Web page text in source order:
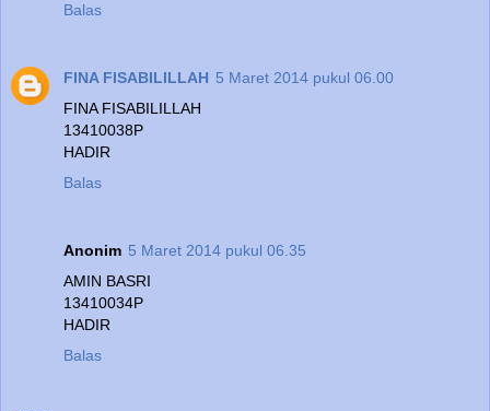
Balas
FINA FISABILILLAH 5 Maret 2014 pukul 06.00
FINA FISABILILLAH
13410038P
HADIR
Balas
Anonim 5 Maret 2014 pukul 06.35
AMIN BASRI
13410034P
HADIR
Balas